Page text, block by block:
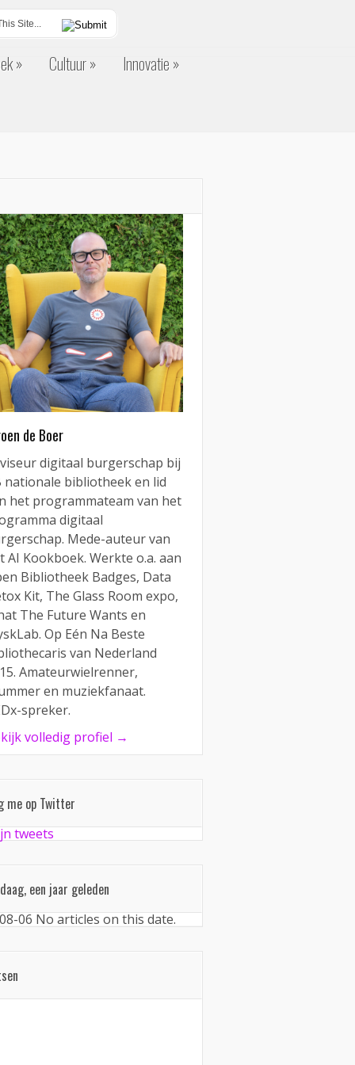
Cultuur Innovatie
de Boer
digitaal burgerschap bij
nationale bibliotheek en lid
het programmateam van het
digitaal
Mede-auteur van
AI Kookboek. Werkte o.a. aan
Bibliotheek Badges, Data
Kit, The Glass Room expo,
The Future Wants en
Op Eén Na Beste
van Nederland
Amateurwielrenner,
en muziekfanaat.
spreker.
volledig profiel →
me op Twitter
tweets
een jaar geleden
06 No articles on this date.